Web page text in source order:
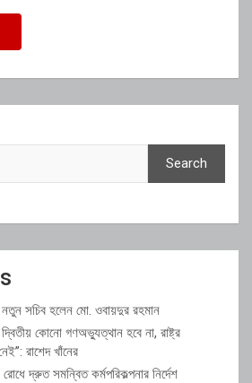
Search
নতুন সচিব হলেন মো. ওবায়দুর রহমান
কোনো গণঅভ্যুত্থান হবে না, রাষ্ট্র
রাশেদ খাঁনের
দ্রুত সমন্বিত কর্মপরিকল্পনার নির্দেশ